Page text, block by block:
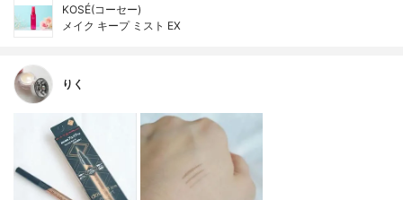
KOSÉ(コーセー)
メイク キープ ミスト EX
りく